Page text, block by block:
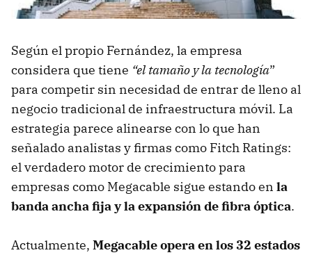
Según el propio Fernández, la empresa
considera que tiene “el tamaño y la tecnología”
para competir sin necesidad de entrar de lleno al
negocio tradicional de infraestructura móvil. La
estrategia parece alinearse con lo que han
señalado analistas y firmas como Fitch Ratings:
el verdadero motor de crecimiento para
empresas como Megacable sigue estando en la
banda ancha fija y la expansión de fibra óptica.
Actualmente, Megacable opera en los 32 estados